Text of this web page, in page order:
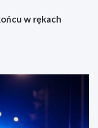
w rękach